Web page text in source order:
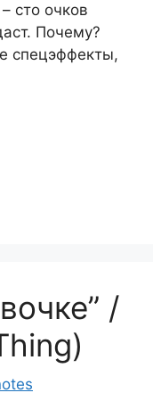
сто очков
Почему?
спецэффекты,
/